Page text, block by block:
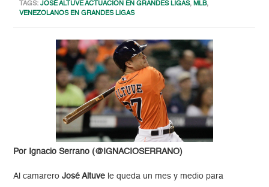
TAGS:JOSÉ ALTUVE ACTUACIÓN EN GRANDES LIGAS,MLB,
VENEZOLANOS EN GRANDES LIGAS
Por Ignacio Serrano (@IGNACIOSERRANO)
Al camareroJosé Altuve le queda un mes y medio para